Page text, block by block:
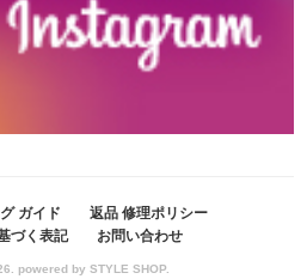
ガイド
返品 修理ポリシー
づく表記
お問い合わせ
powered by STYLE SHOP.